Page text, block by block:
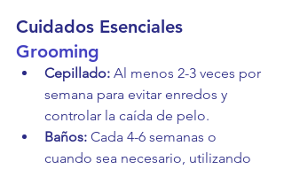
Cuidados Esenciales
Grooming
Cepillado: Al menos 2-3 veces por
semana para evitar enredos y
controlar la caída de pelo.
Baños: Cada 4-6 semanas o
cuando sea necesario, utilizando